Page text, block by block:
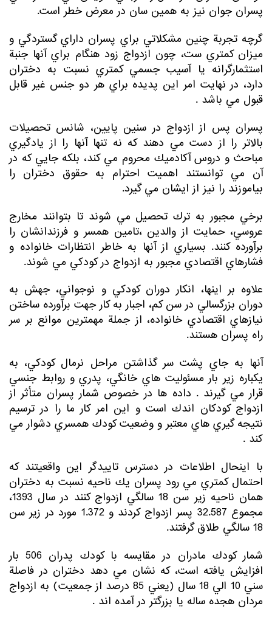
پسران جوان نيز به همين سان در معرض خطر است.
گرچه تجربة چنين مشكلاتي براي پسران داراي گستردگي و
ميزان كمتري ست، چون ازدواج زود هنگام براي آنها جنبة
استثمارگرانه يا آسيب جسمي كمتري نسبت به دختران
دارد، در نهايت امر اين پديده براي هر دو جنس غير قابل
قبول مي باشد .
پسران پس از ازدواج در سنين پايين، شانس تحصيلات
بالاتر را از دست مي دهند كه نه تنها آنها را از يادگيري
مباحث و دروس آكادميك محروم مي كند، بلكه جايي كه در
آن مي توانستند اهميت احترام به حقوق دختران را
بياموزند را نيز از ايشان مي گيرد.
برخي مجبور به ترك تحصيل مي شوند تا بتوانند مخارج
عروسي، حمايت از والدين ،تامين همسر و فرزندانشان را
برآورده كنند. بسياري از آنها به خاطر انتظارات خانواده و
فشارهاي اقتصادي مجبور به ازدواج در كودكي مي شوند.
علاوه بر اينها، انكار دوران كودكي و نوجواني، جهش به
دوران بزرگسالي در سن كم، اجبار به كار جهت برآورده ساختن
نيازهاي اقتصادي خانواده، از جملة مهمترين موانع بر سر
راه پسران هستند.
آنها به جاي پشت سر گذاشتن مراحل نرمال كودكي، به
يكباره زير بار مسئوليت هاي خانگي، پدري و روابط جنسي
قرار مي گيرند . داده ها در خصوص شمار پسران متأثر از
ازدواج كودكان اندك است و اين امر كار ما را در ترسيم
نتيجه گيري هاي معتبر و وضعيت كودك همسري دشوار مي
كند .
با اينحال اطلاعات در دسترس تاييدگر اين واقعيتند كه
احتمال كمتري مي رود پسران يك ناحيه نسبت به دختران
همان ناحيه زير سن 18 سالگي ازدواج كنند در سال 1393،
مجموع 32.587 پسر ازدواج كردند و 1.372 مورد در زير سن
18 سالگي طلاق گرفتند.
شمار كودك مادران در مقايسه با كودك پدران 506 بار
افزايش يافته است، كه نشان مي دهد دختران در فاصلة
سني 10 الي 18 سال (يعني 85 درصد از جمعيت) به ازدواج
مردان هجده ساله يا بزرگتر در آمده اند .